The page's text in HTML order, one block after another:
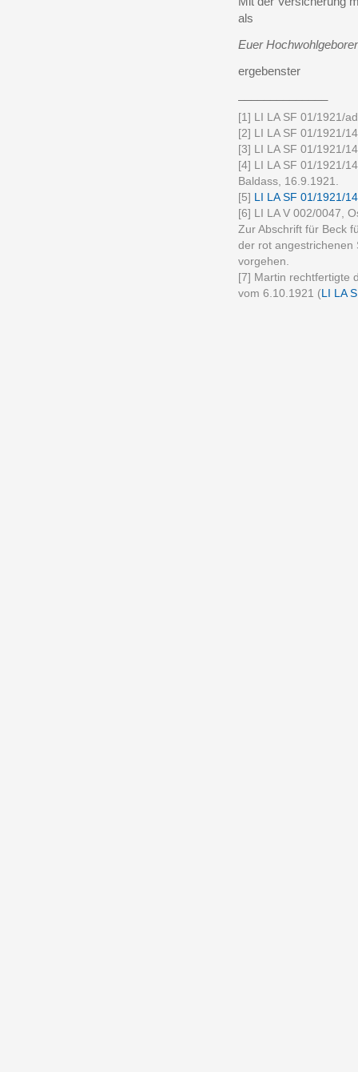
als
Euer
ergebenster
[1] LI LA SF 01/1921/
[2] LI LA SF 01/1921/
[3] LI LA SF 01/1921/
[4] LI LA SF 01/1921/
Baldass, 16.9.1921.
[5] LI LA SF 01/1921/
[6] LI LA V 002/0047,
Zur Abschrift für Beck
der rot angestrichenen
vorgehen.
[7] Martin rechtfertigte
vom 6.10.1921 (LI LA